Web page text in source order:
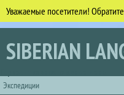
Уважаемые посетители!
Перейти к основному содержанию
SIBERIAN
Экспедиции